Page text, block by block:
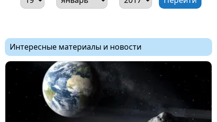
Интересные материалы и новости